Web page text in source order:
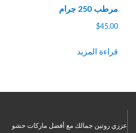
مرطب 250 جرام
$45.00
قراءة المزيد
عززي روتين جمالك مع أفضل ماركات حشو